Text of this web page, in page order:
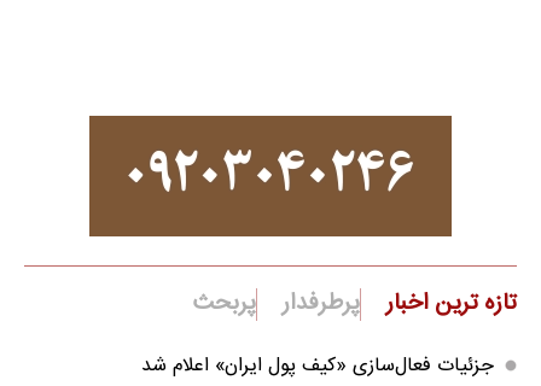
تازه ترین اخبار پرطرفدار پربحث
جزئیات فعال‌سازی «کیف پول ایران» اعلام شد